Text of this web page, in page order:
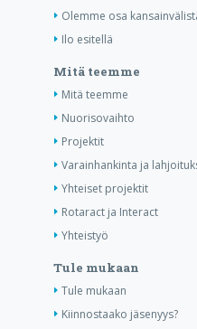
Olemme osa
Ilo esitellä
Mitä teemme
Mitä teemme
Nuorisovaihto
Projektit
Varainhankinta ja
Yhteiset projektit
Rotaract ja Interact
Yhteistyö
Tule mukaan
Tule mukaan
Kiinnostaako jäsenyys?